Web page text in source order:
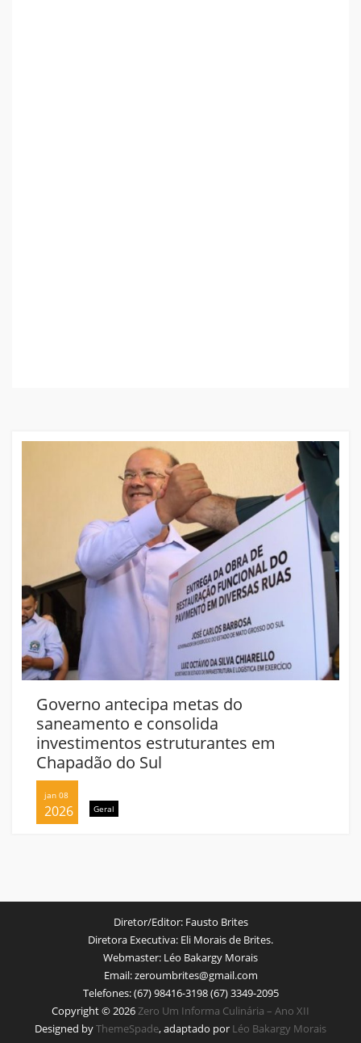
Governo antecipa metas do
saneamento e consolida
investimentos estruturantes em
Chapadão do Sul
jan 08
2026 Geral
Diretor/Editor:Fausto Brites
Diretora Executiva: Eli Morais de Brites.
Webmaster: Léo Bakargy Morais
Email:zeroumbrites@gmail.com
Telefones:(67) 98416-3198 (67) 3349-2095
Copyright © 2026Zero Um Informa Culinária – Ano XII
Designed byThemeSpade, adaptado por Léo Bakargy Morais